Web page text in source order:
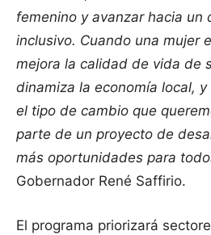
femenino y avanzar hacia un
inclusivo. Cuando una mujer
mejora la calidad de vida de
dinamiza la economía local,
el tipo de cambio que
parte de un proyecto de
más oportunidades para
Gobernador René Saffirio.
El programa priorizará